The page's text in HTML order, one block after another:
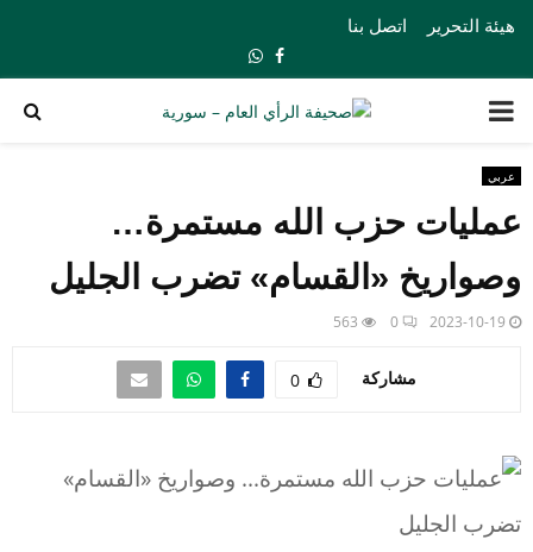
هيئة التحرير اتصل بنا
Facebook
Whatsapp
PRIMARY
MENU
عربي
عمليات حزب الله مستمرة…
وصواريخ «القسام» تضرب الجليل
2023-10-19
0
563
مشاركة 0